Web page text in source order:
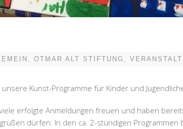
, OTMAR ALT STIFTUNG ,
Kunst-Programme für Kinder und
erfolgte Anmeldungen freuen und haben
dürfen. In den ca. 2-stündigen Programmen